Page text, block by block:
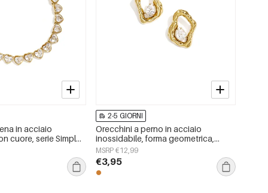
in acciaio
cuore, serie Simple
da donna
2-5 GIORNI
Orecchini a perno in acciaio
inossidabile, forma geometrica,
semplici, serie &quot;Daily
Simple&quot;, gioielli da donna.
MSRP €12,99
€3,95